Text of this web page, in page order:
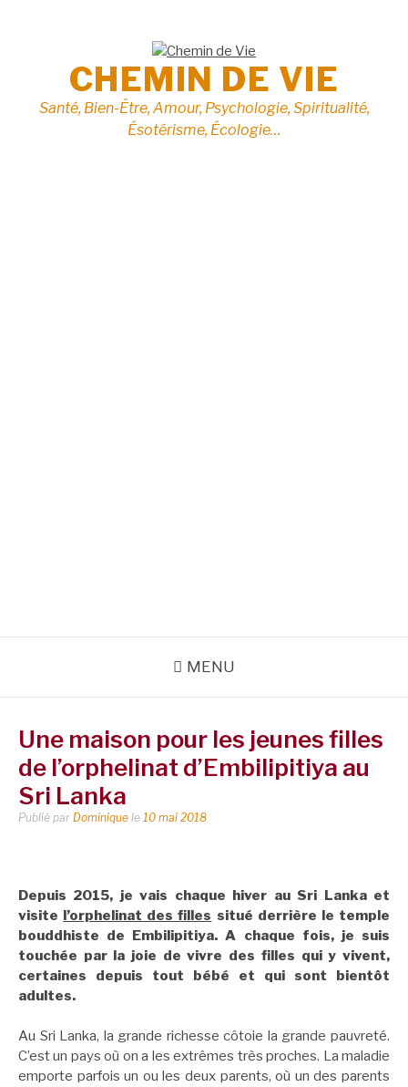
CHEMIN DE VIE
Santé, Bien-Être, Amour, Psychologie, Spiritualité,
Ésotérisme, Écologie…
MENU
Une maison pour les jeunes filles
de l’orphelinat d’Embilipitiya au
Sri Lanka
Publié par Dominique le 10 mai 2018
Depuis 2015, je vais chaque hiver au Sri Lanka et
visite l’orphelinat des filles situé derrière le temple
bouddhiste de Embilipitiya. A chaque fois, je suis
touchée par la joie de vivre des filles qui y vivent,
certaines depuis tout bébé et qui sont bientôt
adultes.
Au Sri Lanka, la grande richesse côtoie la grande pauvreté.
C’est un pays où on a les extrêmes très proches. La maladie
emporte parfois un ou les deux parents, où un des parents